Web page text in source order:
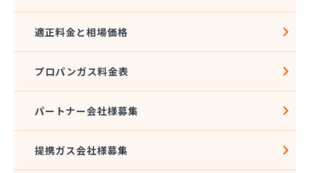
池田商店
中山商事株式会社 宮津営業所
日引商事株式会社 自転車店・LPガス店
日交商事株式会社 ガス事業部
幡彦兵衛商店
福知山合同ガス株式会社
適正料金と相場価格
プロパンガス料金表
パートナー会社様募集
提携ガス会社様募集